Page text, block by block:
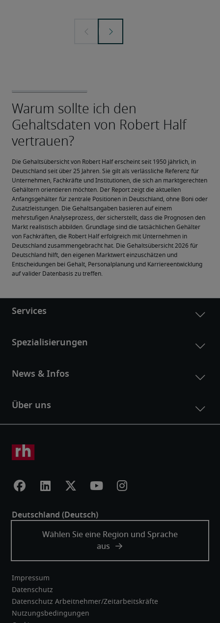
Die Gehaltsübersicht von Robert Half erscheint seit 1950 jährlich, in
Deutschland seit über 25 Jahren. Sie gilt als verlässliche Referenz für
Unternehmen, Fachkräfte und Institutionen, die sich an marktgerechten
Gehältern orientieren möchten. Der Report zeigt die aktuellen
Anfangsgehälter für zentrale Positionen in Deutschland, ohne Boni oder
Zusatzleistungen. Die Gehaltsangaben basieren auf einem
mehrstufigen Analyseprozess, der sicherstellt, dass die Prognosen den
Markt realistisch abbilden. Grundlage sind die tatsächlichen Gehälter
von Fachkräften, die Robert Half erfolgreich mit Unternehmen in
Deutschland zusammengebracht hat. Die Gehaltsübersicht 2026 für
Deutschland hilft, den eigenen Marktwert einzuschätzen und
Entscheidungen bei Gehalt, Personalplanung und Karriereentwicklung
auf valider Datenbasis zu treffen.
Impressum
Datenschutz
Datenschutz Arbeitnehmer/Zeitarbeitskräfte
Nutzungsbedingungen